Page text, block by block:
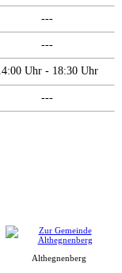
---
---
Uhr - 18:30 Uhr
---
Althegnenberg